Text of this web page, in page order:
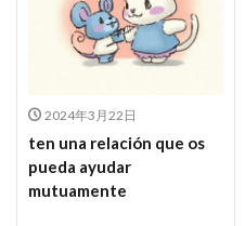
2024年3月22日
ten una relación que os
pueda ayudar
mutuamente